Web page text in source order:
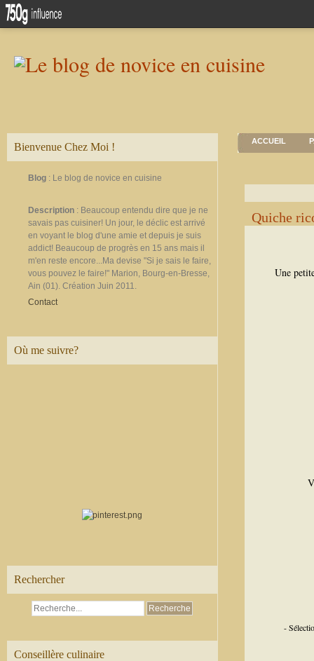
Bienvenue Chez Moi !
Blog : Le blog de novice en cuisine
Description : Beaucoup entendu dire que je ne
savais pas cuisiner! Un jour, le déclic est arrivé
en voyant le blog d'une amie et depuis je suis
addict! Beaucoup de progrès en 15 ans mais il
m'en reste encore...Ma devise "Si je sais le faire,
vous pouvez le faire!" Marion, Bourg-en-Bresse,
Ain (01). Création Juin 2011.
Contact
Où me suivre?
Rechercher
Conseillère culinaire
ACCUEIL
Quiche
Une
-